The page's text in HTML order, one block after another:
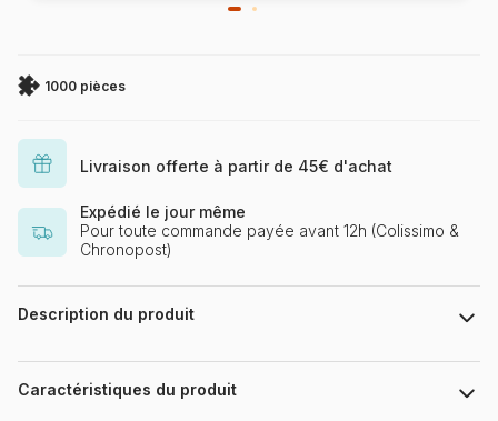
1000 pièces
Livraison offerte à partir de 45€ d'achat
Expédié le jour même
Pour toute commande payée avant 12h (Colissimo &
Chronopost)
Description du produit
Marino Degano
Puzzle 1000 pièces. Jurassic Habitat de la marque HEYE, de la
série Funky Zoo et de l'artiste Marino Degano - Dimensions du
Caractéristiques du produit